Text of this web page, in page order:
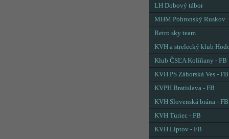
LH Dobový tábor
MHM Pohronský Ruskov
Retro sky team
KVH a strelecký klub
Klub ČSĽA Kolíňany - FB
KVH PS Záhorská Ves - FB
KVPH Bratislava - FB
KVH Slovenská brána - FB
KVH Turiec - FB
KVH Liptov - FB